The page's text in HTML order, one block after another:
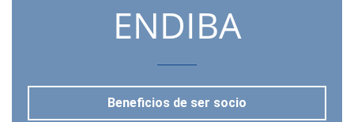
ENDIBA
Beneficios de ser socio